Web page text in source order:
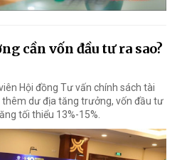
cần vốn đầu tư ra sao?
Hội đồng Tư vấn chính sách tài
thêm dư địa tăng trưởng, vốn đầu tư
tối thiểu 13%-15%.